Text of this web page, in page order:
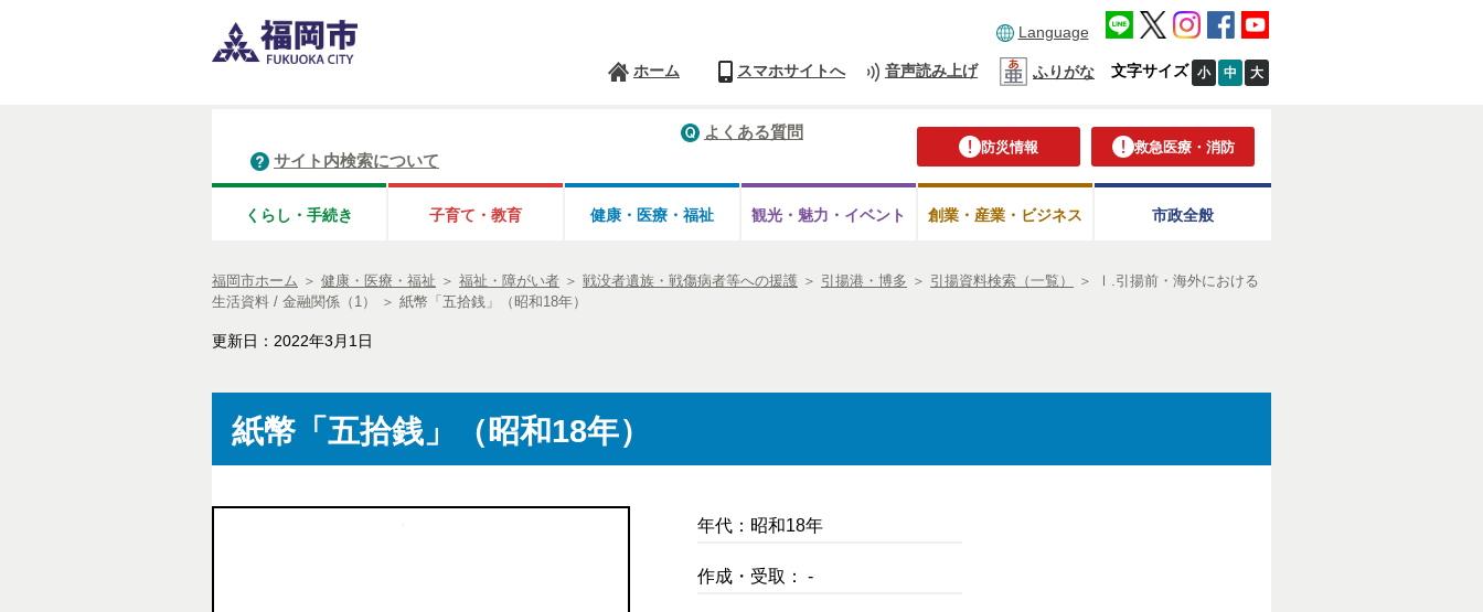
Language
ホーム スマホサイトへ 音声読み上げ ふりがな 文字サイズ 小 中 大
防災情報 救急医療・消防
よくある質問
サイト内検索について
くらし・手続き 子育て・教育 健康・医療・ 福祉 観光・魅力・ イベント 創業・産業・ビジネス 市政全般
福岡市ホーム ＞ 健康・医療・福祉 ＞ 福祉・障がい者 ＞ 戦没者遺族・戦傷病者等への援護 ＞ 引揚港・博多 ＞ 引揚資料検索（一覧） ＞
Ⅰ.引揚前・海外における
生活資料 / 金融関係（1）
＞ 紙幣「五拾銭」（昭和18年）
更新日：2022年3月1日
紙幣「五拾銭」（昭和18年）
年代：昭和18年
作成・受取： -